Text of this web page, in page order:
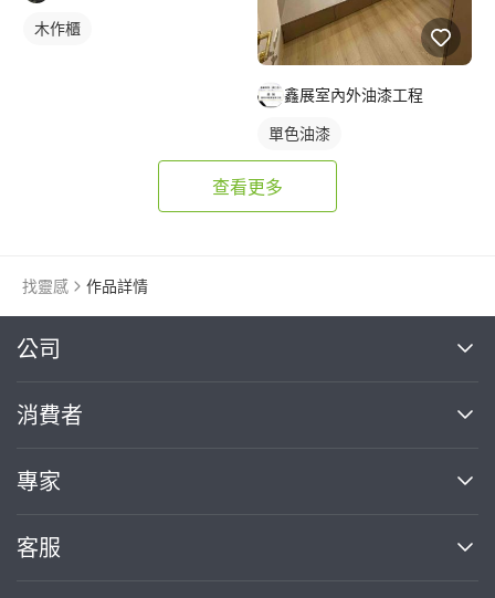
木作櫃
鑫展室內外油漆工程
單色油漆
查看更多
找靈感 作品詳情
公司
關於我們
部落格
加入我們
消費者
買服務
熱門服務
專家
案件中心
客服
繼續完成